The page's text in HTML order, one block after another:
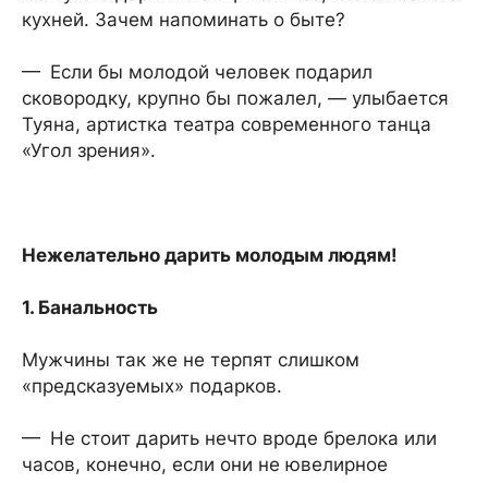
кухней. Зачем напоминать о быте?
— Если бы молодой человек подарил
сковородку, крупно бы пожалел, — улыбается
Туяна, артистка театра современного танца
«Угол зрения».
Нежелательно дарить молодым людям!
1. Банальность
Мужчины так же не терпят слишком
«предсказуемых» подарков.
— Не стоит дарить нечто вроде брелока или
часов, конечно, если они не ювелирное